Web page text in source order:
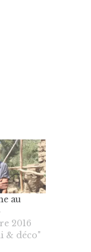
au
2016
& déco"